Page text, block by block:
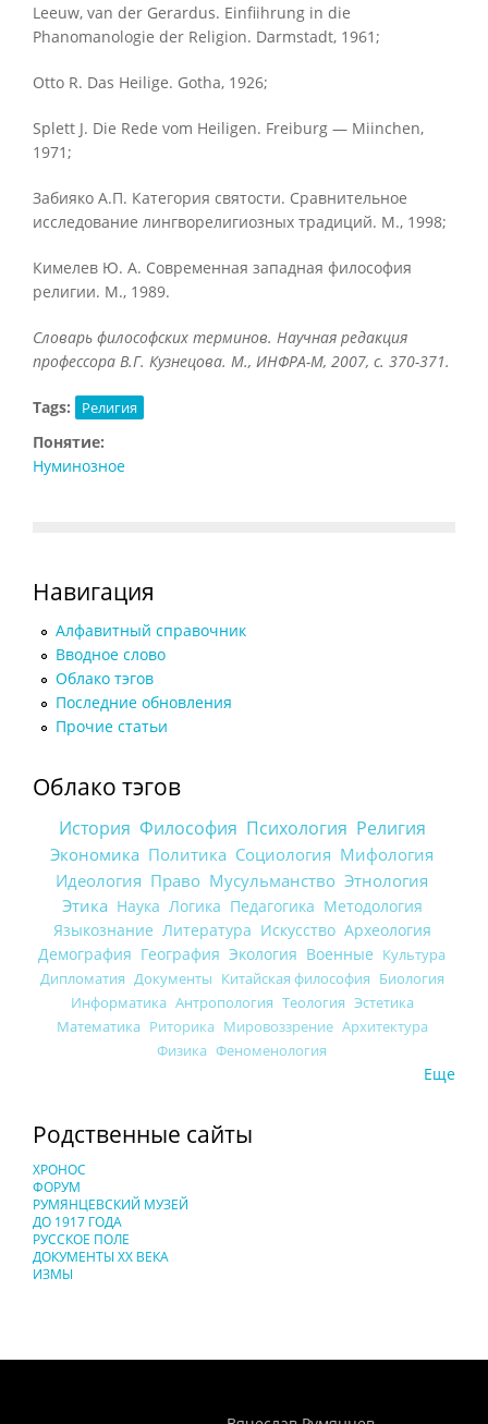
Leeuw, van der Gerardus. Einfiihrung in die
Phanomanologie der Religion. Darmstadt, 1961;
Otto R. Das Heilige. Gotha, 1926;
Splett J. Die Rede vom Heiligen. Freiburg — Miinchen,
1971;
Забияко А.П. Категория святости. Сравнительное
исследование лингворелигиозных традиций. М., 1998;
Кимелев Ю. А. Современная западная философия
религии. М., 1989.
Словарь философских терминов. Научная редакция
профессора В.Г. Кузнецова. М., ИНФРА-М, 2007, с. 370-371.
Tags: Религия
Понятие:
Нуминозное
Навигация
Алфавитный справочник
Вводное слово
Облако тэгов
Последние обновления
Прочие статьи
Облако тэгов
История Философия Психология Религия
Экономика Политика Социология Мифология
Идеология Право Мусульманство Этнология
Этика Наука Логика Педагогика Методология
Языкознание Литература Искусство Археология
Демография География Экология Военные Культура
Дипломатия Документы Китайская философия Биология
Информатика Антропология Теология Эстетика
Математика Риторика Мировоззрение Архитектура
Физика Феноменология
Еще
Родственные сайты
ХРОНОС
ФОРУМ
РУМЯНЦЕВСКИЙ МУЗЕЙ
ДО 1917 ГОДА
РУССКОЕ ПОЛЕ
ДОКУМЕНТЫ XX ВЕКА
ИЗМЫ